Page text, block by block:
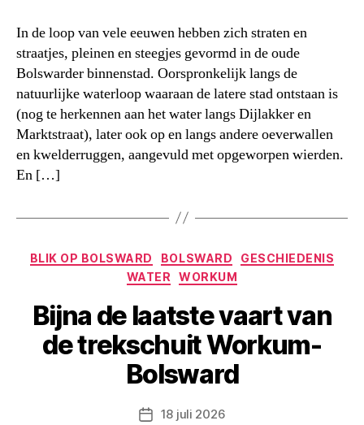
In de loop van vele eeuwen hebben zich straten en
straatjes, pleinen en steegjes gevormd in de oude
Bolswarder binnenstad. Oorspronkelijk langs de
natuurlijke waterloop waaraan de latere stad ontstaan is
(nog te herkennen aan het water langs Dijlakker en
Marktstraat), later ook op en langs andere oeverwallen
en kwelderruggen, aangevuld met opgeworpen wierden.
En […]
Categorieën
BLIK OP BOLSWARD BOLSWARD
GESCHIEDENIS
WATER
WORKUM
Bijna de laatste vaart van
de trekschuit Workum-
Bolsward
Berichtdatum
18 juli 2026